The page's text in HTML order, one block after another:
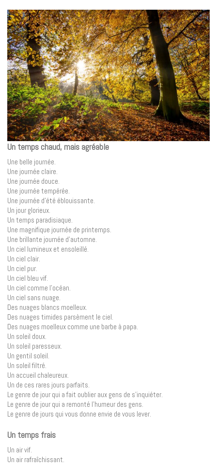
Un temps chaud, mais agréable
Une belle journée.
Une journée claire.
Une journée douce.
Une journée tempérée.
Une journée d’été éblouissante.
Un jour glorieux.
Un temps paradisiaque.
Une magnifique journée de printemps.
Une brillante journée d’automne.
Un ciel lumineux et ensoleillé.
Un ciel clair.
Un ciel pur.
Un ciel bleu vif.
Un ciel comme l’océan.
Un ciel sans nuage.
Des nuages blancs moelleux.
Des nuages timides parsèment le ciel.
Des nuages moelleux comme une barbe à papa.
Un soleil doux.
Un soleil paresseux.
Un gentil soleil.
Un soleil filtré.
Un accueil chaleureux.
Un de ces rares jours parfaits.
Le genre de jour qui a fait oublier aux gens de s’inquiéter.
Le genre de jour qui a remonté l’humeur des gens.
Le genre de jours qui vous donne envie de vous lever.
Un temps frais
Un air vif.
Un air rafraîchissant.